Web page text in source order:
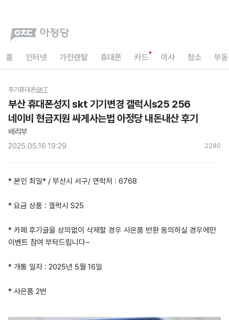
홈 인터넷 가전렌탈 휴대폰 카드 이사 청소 부
후기휴대폰SKT
부산 휴대폰성지 skt 기기변경 갤럭시s25 256
네이비 현금지원 싸게사는법 아정당 내돈내산 후기
배리부
2025.05.16 19:29
2280
* 본인 최일* / 부산시 서구/ 연락처 : 6768
* 요금 상품 : 갤럭시 S25
* 카페 후기글을 상의없이 삭제할 경우 사은품 반환 동의하실 경우에만
이벤트 참여 부탁드립니다~
* 개통 일자 : 2025년 5월 16일
* 사은품 2번